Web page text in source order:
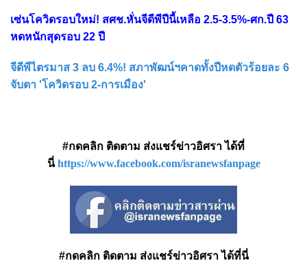
เซ่นโควิดรอบใหม่! สศช.หั่นจีดีพีปีนี้เหลือ 2.5-3.5%-ศก.ปี 63
หดหนักสุดรอบ 22 ปี
จีดีพีไตรมาส 3 ลบ 6.4%! สภาพัฒน์ฯคาดทั้งปีหดตัวร้อยละ 6
จับตา 'โควิดรอบ 2-การเมือง'
#กดคลิก ติดตาม ส่งแชร์ข่าวอิศรา ได้ที่
นี่ https://www.facebook.com/isranewsfanpage
#กดคลิก ติดตาม ส่งแชร์ข่าวอิศรา ได้ที่นี่